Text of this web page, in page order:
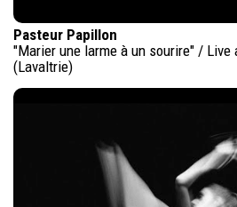
Pasteur Papillon
"Marier une larme à un sourire" / Live
(Lavaltrie)